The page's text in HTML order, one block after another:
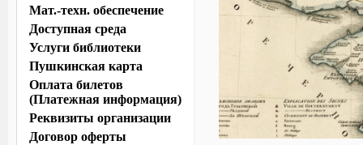
Мат.-техн. обеспечение
Доступная среда
Услуги библиотеки
Пушкинская карта
Оплата билетов
(Платежная информация)
Реквизиты организации
Договор оферты